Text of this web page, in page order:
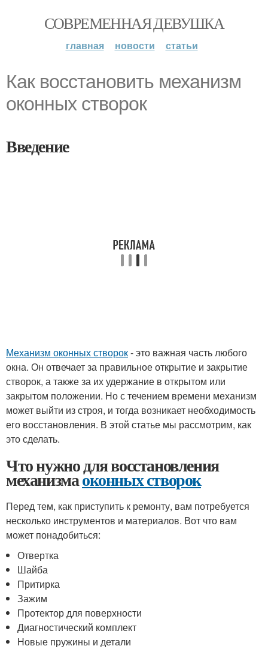
СОВРЕМЕННАЯ ДЕВУШКА
главная новости статьи
Как восстановить механизм
оконных створок
Введение
Механизм оконных створок- это важная часть любого
окна. Он отвечает за правильное открытие и закрытие
створок, а также за их удержание в открытом или
закрытом положении. Но с течением времени механизм
может выйти из строя, и тогда возникает необходимость
его восстановления. В этой статье мы рассмотрим, как
это сделать.
Что нужно для восстановления
механизмаоконных створок
Перед тем, как приступить к ремонту, вам потребуется
несколько инструментов и материалов. Вот что вам
может понадобиться:
Отвертка
Шайба
Притирка
Зажим
Протектор для поверхности
Диагностический комплект
Новые пружины и детали